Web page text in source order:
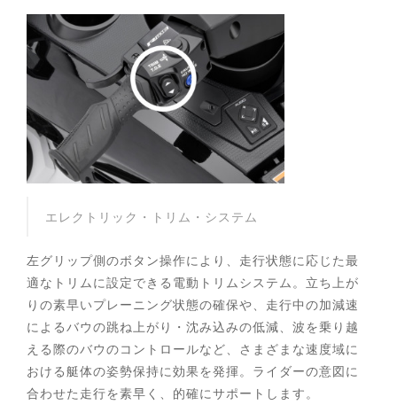
エレクトリック・トリム・システム
左グリップ側のボタン操作により、走行状態に応じた最
適なトリムに設定できる電動トリムシステム。立ち上が
りの素早いプレーニング状態の確保や、走行中の加減速
によるバウの跳ね上がり・沈み込みの低減、波を乗り越
える際のバウのコントロールなど、さまざまな速度域に
おける艇体の姿勢保持に効果を発揮。ライダーの意図に
合わせた走行を素早く、的確にサポートします。